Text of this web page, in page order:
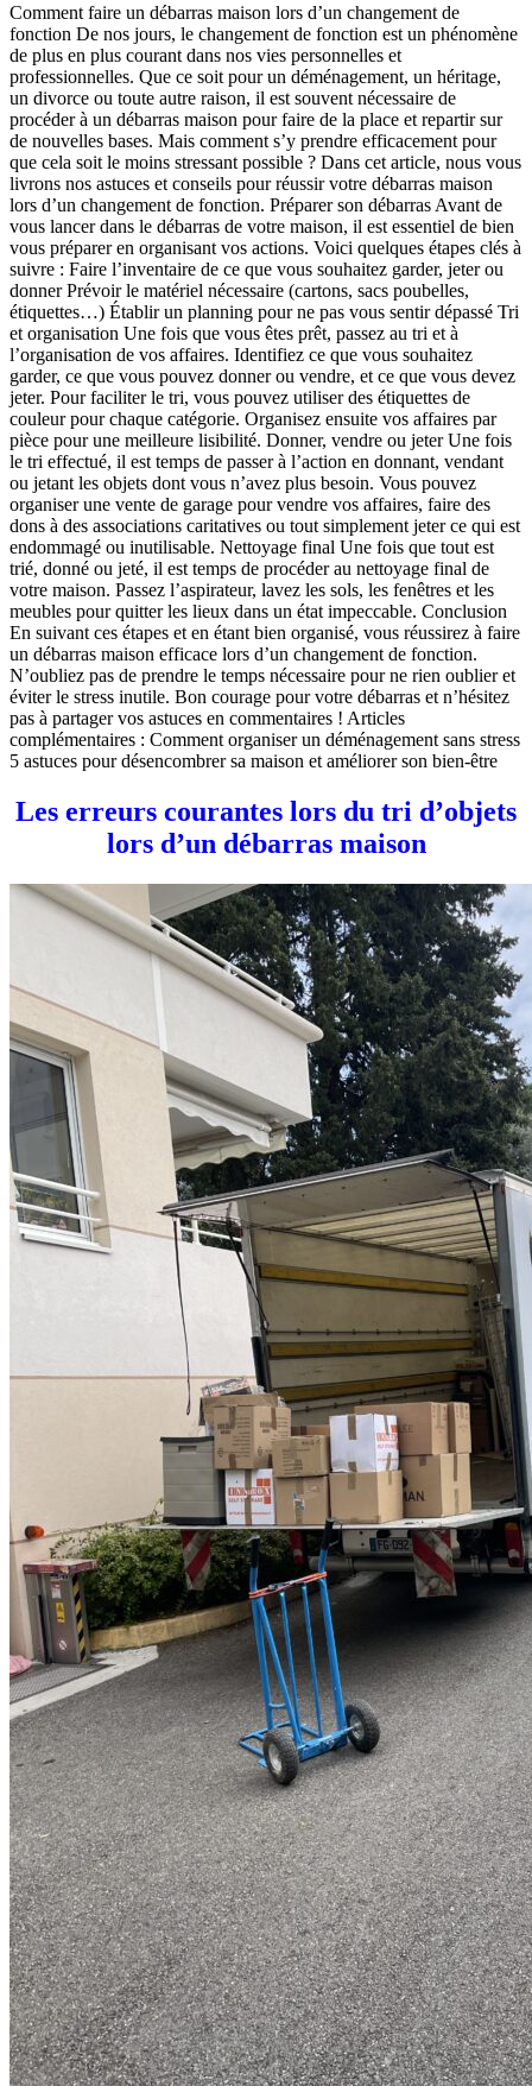
Comment faire un débarras maison lors d’un changement de
fonction De nos jours, le changement de fonction est un phénomène
de plus en plus courant dans nos vies personnelles et
professionnelles. Que ce soit pour un déménagement, un héritage,
un divorce ou toute autre raison, il est souvent nécessaire de
procéder à un débarras maison pour faire de la place et repartir sur
de nouvelles bases. Mais comment s’y prendre efficacement pour
que cela soit le moins stressant possible ? Dans cet article, nous vous
livrons nos astuces et conseils pour réussir votre débarras maison
lors d’un changement de fonction. Préparer son débarras Avant de
vous lancer dans le débarras de votre maison, il est essentiel de bien
vous préparer en organisant vos actions. Voici quelques étapes clés à
suivre : Faire l’inventaire de ce que vous souhaitez garder, jeter ou
donner Prévoir le matériel nécessaire (cartons, sacs poubelles,
étiquettes…) Établir un planning pour ne pas vous sentir dépassé Tri
et organisation Une fois que vous êtes prêt, passez au tri et à
l’organisation de vos affaires. Identifiez ce que vous souhaitez
garder, ce que vous pouvez donner ou vendre, et ce que vous devez
jeter. Pour faciliter le tri, vous pouvez utiliser des étiquettes de
couleur pour chaque catégorie. Organisez ensuite vos affaires par
pièce pour une meilleure lisibilité. Donner, vendre ou jeter Une fois
le tri effectué, il est temps de passer à l’action en donnant, vendant
ou jetant les objets dont vous n’avez plus besoin. Vous pouvez
organiser une vente de garage pour vendre vos affaires, faire des
dons à des associations caritatives ou tout simplement jeter ce qui est
endommagé ou inutilisable. Nettoyage final Une fois que tout est
trié, donné ou jeté, il est temps de procéder au nettoyage final de
votre maison. Passez l’aspirateur, lavez les sols, les fenêtres et les
meubles pour quitter les lieux dans un état impeccable. Conclusion
En suivant ces étapes et en étant bien organisé, vous réussirez à faire
un débarras maison efficace lors d’un changement de fonction.
N’oubliez pas de prendre le temps nécessaire pour ne rien oublier et
éviter le stress inutile. Bon courage pour votre débarras et n’hésitez
pas à partager vos astuces en commentaires ! Articles
complémentaires : Comment organiser un déménagement sans stress
5 astuces pour désencombrer sa maison et améliorer son bien-être
Les erreurs courantes lors du tri d’objets
lors d’un débarras maison